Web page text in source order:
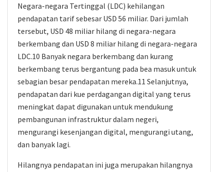
Negara-negara Tertinggal (LDC) kehilangan
pendapatan tarif sebesar USD 56 miliar. Dari jumlah
tersebut, USD 48 miliar hilang di negara-negara
berkembang dan USD 8 miliar hilang di negara-negara
LDC.10 Banyak negara berkembang dan kurang
berkembang terus bergantung pada bea masuk untuk
sebagian besar pendapatan mereka.11 Selanjutnya,
pendapatan dari kue perdagangan digital yang terus
meningkat dapat digunakan untuk mendukung
pembangunan infrastruktur dalam negeri,
mengurangi kesenjangan digital, mengurangi utang,
dan banyak lagi.
Hilangnya pendapatan ini juga merupakan hilangnya